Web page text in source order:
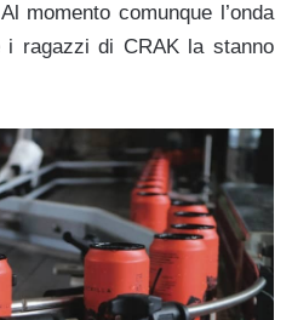
momento comunque l’onda
ragazzi di CRAK la stanno